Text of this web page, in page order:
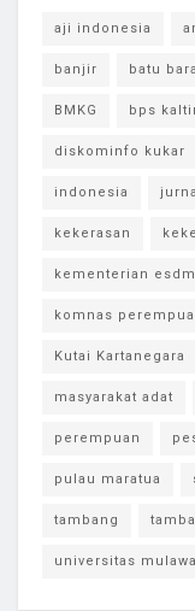
aji indonesia
banjir batu bara
BMKG bps
diskominfo kukar
indonesia
kekerasan
kementerian esdm
komnas
Kutai Kartanegara
masyarakat adat
perempuan
pulau maratua
tambang
universitas